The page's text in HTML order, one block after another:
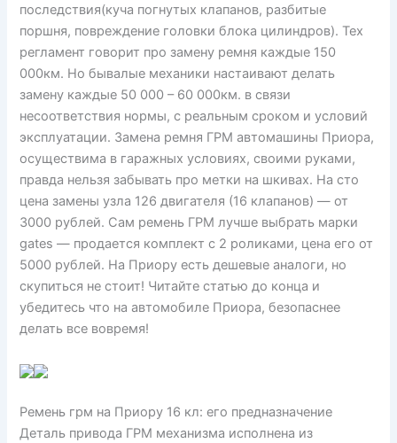
последствия(куча погнутых клапанов, разбитые
поршня, повреждение головки блока цилиндров). Тех
регламент говорит про замену ремня каждые 150
000км. Но бывалые механики настаивают делать
замену каждые 50 000 – 60 000км. в связи
несоответствия нормы, с реальным сроком и условий
эксплуатации. Замена ремня ГРМ автомашины Приора,
осуществима в гаражных условиях, своими руками,
правда нельзя забывать про метки на шкивах. На сто
цена замены узла 126 двигателя (16 клапанов) — от
3000 рублей. Сам ремень ГРМ лучше выбрать марки
gates — продается комплект с 2 роликами, цена его от
5000 рублей. На Приору есть дешевые аналоги, но
скупиться не стоит! Читайте статью до конца и
убедитесь что на автомобиле Приора, безопаснее
делать все вовремя!
Ремень грм на Приору 16 кл: его предназначение
Деталь привода ГРМ механизма исполнена из